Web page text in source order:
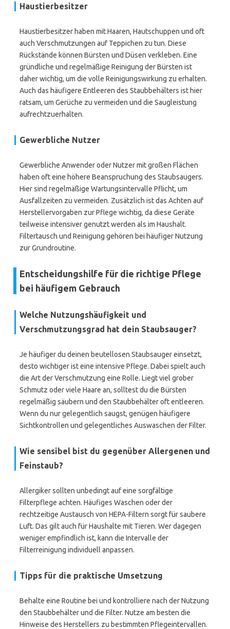
Haustierbesitzer
Haustierbesitzer haben mit Haaren, Hautschuppen und oft
auch Verschmutzungen auf Teppichen zu tun. Diese
Rückstände können Bürsten und Düsen verkleben. Eine
gründliche und regelmäßige Reinigung der Bürsten ist
daher wichtig, um die volle Reinigungswirkung zu erhalten.
Auch das häufigere Entleeren des Staubbehälters ist hier
ratsam, um Gerüche zu vermeiden und die Saugleistung
aufrechtzuerhalten.
Gewerbliche Nutzer
Gewerbliche Anwender oder Nutzer mit großen Flächen
haben oft eine höhere Beanspruchung des Staubsaugers.
Hier sind regelmäßige Wartungsintervalle Pflicht, um
Ausfallzeiten zu vermeiden. Zusätzlich ist das Achten auf
Herstellervorgaben zur Pflege wichtig, da diese Geräte
teilweise intensiver genutzt werden als im Haushalt.
Filtertausch und Reinigung gehören bei häufiger Nutzung
zur Grundroutine.
Entscheidungshilfe für die richtige Pflege
bei häufigem Gebrauch
Welche Nutzungshäufigkeit und
Verschmutzungsgrad hat dein Staubsauger?
Je häufiger du deinen beutellosen Staubsauger einsetzt,
desto wichtiger ist eine intensive Pflege. Dabei spielt auch
die Art der Verschmutzung eine Rolle. Liegt viel grober
Schmutz oder viele Haare an, solltest du die Bürsten
regelmäßig säubern und den Staubbehälter oft entleeren.
Wenn du nur gelegentlich saugst, genügen häufigere
Sichtkontrollen und gelegentliches Auswaschen der Filter.
Wie sensibel bist du gegenüber Allergenen und
Feinstaub?
Allergiker sollten unbedingt auf eine sorgfältige
Filterpflege achten. Häufiges Waschen oder der
rechtzeitige Austausch von HEPA-Filtern sorgt für saubere
Luft. Das gilt auch für Haushalte mit Tieren. Wer dagegen
weniger empfindlich ist, kann die Intervalle der
Filterreinigung individuell anpassen.
Tipps für die praktische Umsetzung
Behalte eine Routine bei und kontrolliere nach der Nutzung
den Staubbehälter und die Filter. Nutze am besten die
Hinweise des Herstellers zu bestimmten Pflegeintervallen.